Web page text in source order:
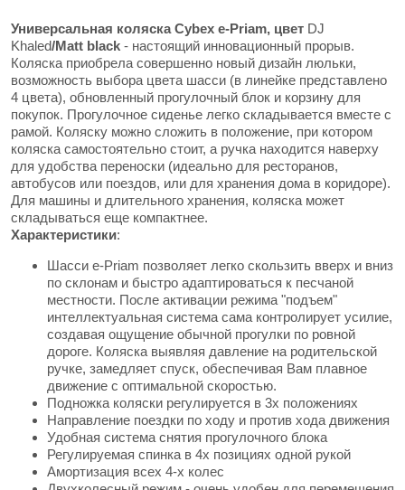
Универсальная коляска Cybex e-Priam, цвет DJ
Khaled/Matt black - настоящий инновационный прорыв.
Коляска приобрела совершенно новый дизайн люльки,
возможность выбора цвета шасси (в линейке представлено
4 цвета), обновленный прогулочный блок и корзину для
покупок. Прогулочное сиденье легко складывается вместе с
рамой. Коляску можно сложить в положение, при котором
коляска самостоятельно стоит, а ручка находится наверху
для удобства переноски (идеально для ресторанов,
автобусов или поездов, или для хранения дома в коридоре).
Для машины и длительного хранения, коляска может
складываться еще компактнее.
Характеристики:
Шасси e-Priam позволяет легко скользить вверх и вниз
по склонам и быстро адаптироваться к песчаной
местности. После активации режима "подъем"
интеллектуальная система сама контролирует усилие,
создавая ощущение обычной прогулки по ровной
дороге. Коляска выявляя давление на родительской
ручке, замедляет спуск, обеспечивая Вам плавное
движение с оптимальной скоростью.
Подножка коляски регулируется в 3х положениях
Направление поездки по ходу и против хода движения
Удобная система снятия прогулочного блока
Регулируемая спинка в 4х позициях одной рукой
Амортизация всех 4-х колес